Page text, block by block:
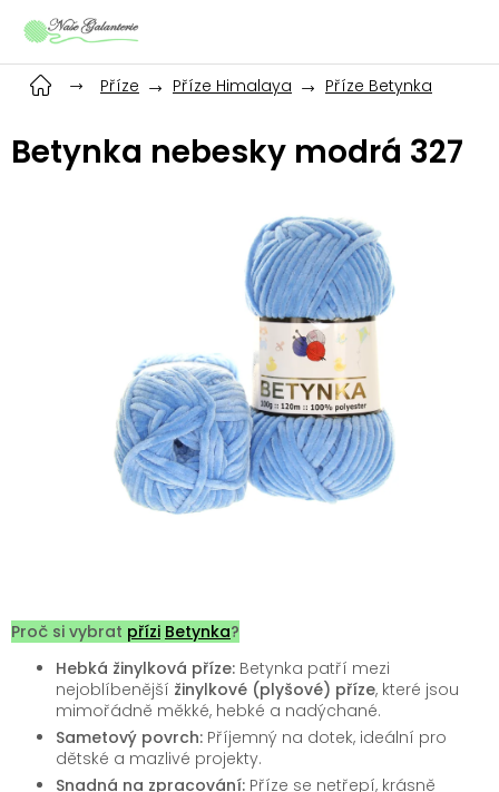
Příze
Příze Himalaya Příze Betynka
Betynka nebesky modrá 327
Proč si vybrat přízi Betynka?
Hebká žinylková příze: Betynka patří mezi
nejoblíbenější žinylkové (plyšové) příze, které jsou
mimořádně měkké, hebké a nadýchané.
Sametový povrch: Příjemný na dotek, ideální pro
dětské a mazlivé projekty.
Snadná na zpracování: Příze se netřepí, krásně